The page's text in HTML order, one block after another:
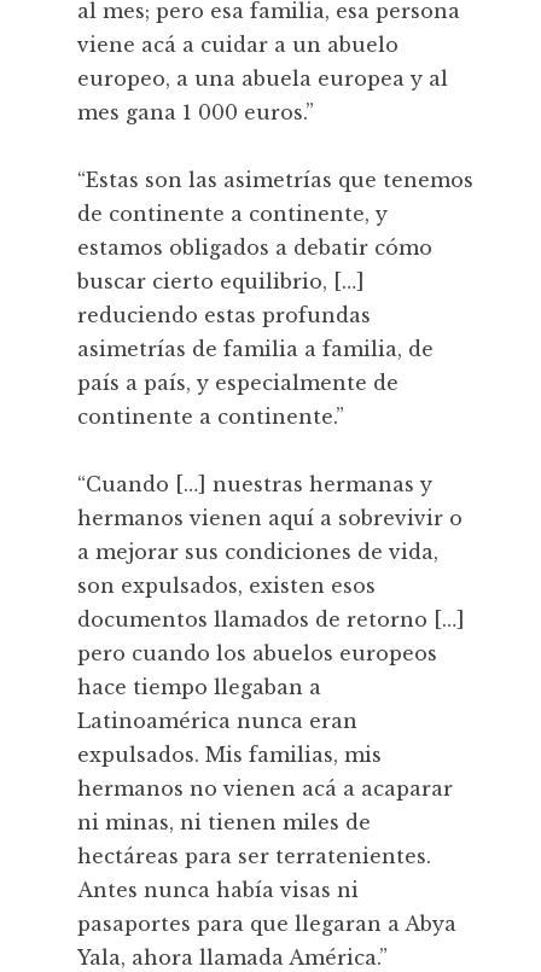
al mes; pero esa familia, esa persona
viene acá a cuidar a un abuelo
europeo, a una abuela europea y al
mes gana 1 000 euros.”
“Estas son las asimetrías que tenemos
de continente a continente, y
estamos obligados a debatir cómo
buscar cierto equilibrio, […]
reduciendo estas profundas
asimetrías de familia a familia, de
país a país, y especialmente de
continente a continente.”
“Cuando […] nuestras hermanas y
hermanos vienen aquí a sobrevivir o
a mejorar sus condiciones de vida,
son expulsados, existen esos
documentos llamados de retorno […]
pero cuando los abuelos europeos
hace tiempo llegaban a
Latinoamérica nunca eran
expulsados. Mis familias, mis
hermanos no vienen acá a acaparar
ni minas, ni tienen miles de
hectáreas para ser terratenientes.
Antes nunca había visas ni
pasaportes para que llegaran a Abya
Yala, ahora llamada América.”